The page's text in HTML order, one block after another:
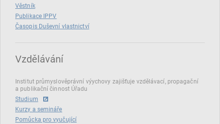
Věstník
Publikace IPPV
Časopis Duševní vlastnictví
Vzdělávání
Institut průmyslověprávní výychovy zajišťuje vzdělávací, propagační
a publikační činnost Úřadu
Studium
Kurzy a semináře
Pomůcka pro vyučující